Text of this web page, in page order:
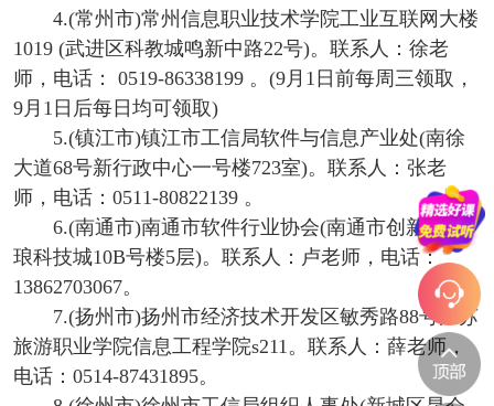
4.(常州市)常州信息职业技术学院工业互联网大楼
1019 (武进区科教城鸣新中路22号)。联系人：徐老
师，电话： 0519-86338199 。(9月1日前每周三领取，
9月1日后每日均可领取)
5.(镇江市)镇江市工信局软件与信息产业处(南徐
大道68号新行政中心一号楼723室)。联系人：张老
师，电话：0511-80822139 。
6.(南通市)南通市软件行业协会(南通市创新区紫
琅科技城10B号楼5层)。联系人：卢老师，电话：
13862703067。
7.(扬州市)扬州市经济技术开发区敏秀路88号江苏
旅游职业学院信息工程学院s211。联系人：薛老师，
电话：0514-87431895。